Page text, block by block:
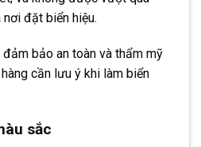
đặt biển hiệu.
bảo an toàn và thẩm mỹ
cần lưu ý khi làm biển
sắc